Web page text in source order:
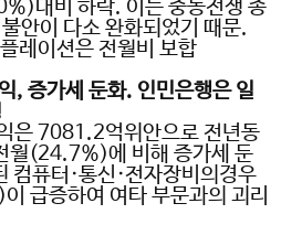
대비 하락. 이는 중동전쟁 종
안이 다소 완화되었기 때문.
레이션은 전월비 보합
, 증가세 둔화. 인민은행은 일
은 7081.2억위안으로 전년동
월(24.7%)에 비해 증가세 둔
컴퓨터 ·통신 ·전자장비의경우
이 급증하여 여타 부문과의 괴리